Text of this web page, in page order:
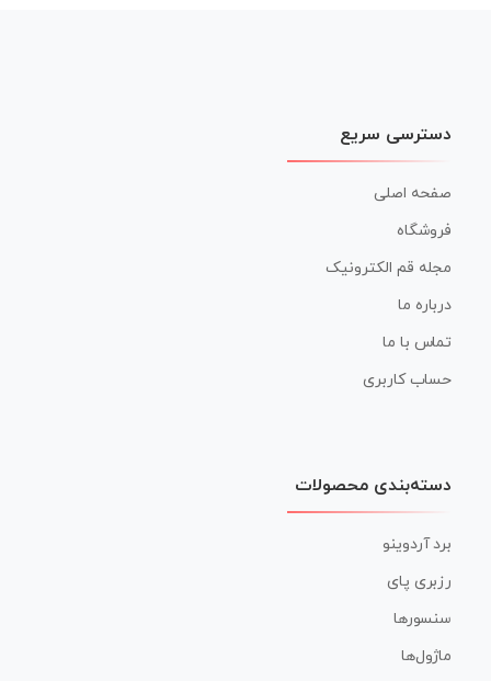
دسترسی سریع
صفحه اصلی
فروشگاه
مجله قم الکترونیک
درباره ما
تماس با ما
حساب کاربری
دسته‌بندی محصولات
برد آردوینو
رزبری پای
سنسورها
ماژول‌ها